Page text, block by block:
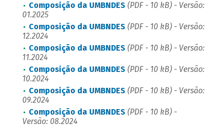
Composição da UMBNDES (PDF - 10 kB) - Versão:
01.2025
Composição da UMBNDES (PDF - 10 kB) - Versão:
12.2024
Composição da UMBNDES (PDF - 10 kB) - Versão:
11.2024
Composição da UMBNDES (PDF - 10 kB) - Versão:
10.2024
Composição da UMBNDES (PDF - 10 kB) - Versão:
09.2024
Composição da UMBNDES (PDF - 10 kB) -
Versão: 08.2024